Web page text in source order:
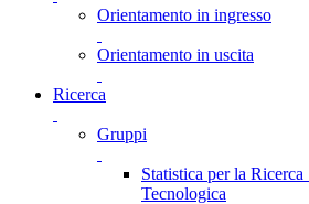
Orientamento in ingresso
Orientamento in uscita
Ricerca
Gruppi
Statistica per la Ricerca
Tecnologica